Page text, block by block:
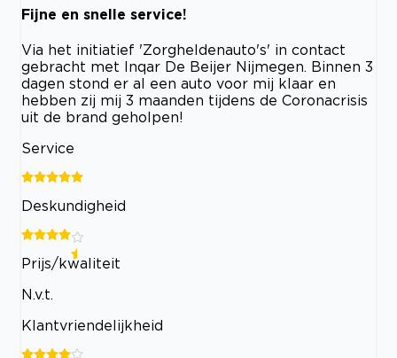
Fijne en snelle service!
Via het initiatief 'Zorgheldenauto's' in contact
gebracht met Inqar De Beijer Nijmegen. Binnen 3
dagen stond er al een auto voor mij klaar en
hebben zij mij 3 maanden tijdens de Coronacrisis
uit de brand geholpen!
Service
Deskundigheid
Prijs/kwaliteit
N.v.t.
Klantvriendelijkheid